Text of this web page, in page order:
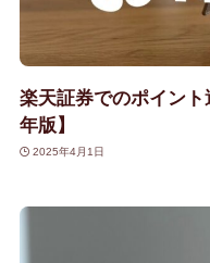
楽天証券でのポイン
年版】
2025年4月1日